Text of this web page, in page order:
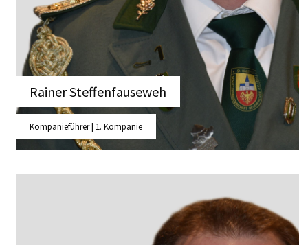
Rainer Steffenfauseweh
Kompanieführer | 1. Kompanie